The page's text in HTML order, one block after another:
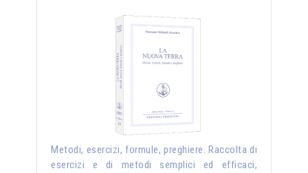
Metodi, esercizi, formule, preghiere. Raccolta di
esercizi e di metodi semplici ed efficaci,